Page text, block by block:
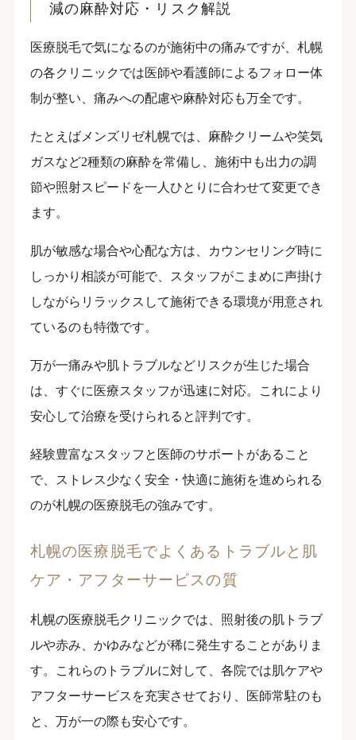
減の麻酔対応・リスク解説
医療脱毛で気になるのが施術中の痛みですが、札幌
の各クリニックでは医師や看護師によるフォロー体
制が整い、痛みへの配慮や麻酔対応も万全です。
たとえばメンズリゼ札幌では、麻酔クリームや笑気
ガスなど2種類の麻酔を常備し、施術中も出力の調
節や照射スピードを一人ひとりに合わせて変更でき
ます。
肌が敏感な場合や心配な方は、カウンセリング時に
しっかり相談が可能で、スタッフがこまめに声掛け
しながらリラックスして施術できる環境が用意され
ているのも特徴です。
万が一痛みや肌トラブルなどリスクが生じた場合
は、すぐに医療スタッフが迅速に対応。これにより
安心して治療を受けられると評判です。
経験豊富なスタッフと医師のサポートがあること
で、ストレス少なく安全・快適に施術を進められる
のが札幌の医療脱毛の強みです。
札幌の医療脱毛でよくあるトラブルと肌
ケア・アフターサービスの質
札幌の医療脱毛クリニックでは、照射後の肌トラブ
ルや赤み、かゆみなどが稀に発生することがありま
す。これらのトラブルに対して、各院では肌ケアや
アフターサービスを充実させており、医師常駐のも
と、万が一の際も安心です。